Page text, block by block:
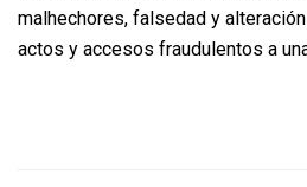
malhechores, falsedad y
actos y accesos fraudulentos a